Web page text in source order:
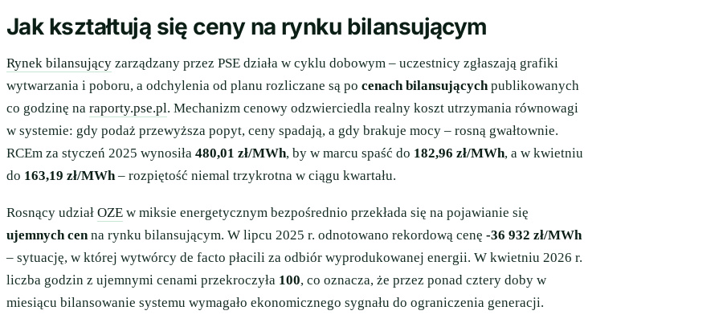
Jak kształtują się ceny na rynku bilansującym
Rynek bilansujący zarządzany przez PSE działa w cyklu dobowym – uczestnicy zgłaszają grafiki
wytwarzania i poboru, a odchylenia od planu rozliczane są po cenach bilansującychpublikowanych
co godzinę na raporty.pse.pl. Mechanizm cenowy odzwierciedla realny koszt utrzymania równowagi
w systemie: gdy podaż przewyższa popyt, ceny spadają, a gdy brakuje mocy – rosną gwałtownie.
RCEm za styczeń 2025 wynosiła 480,01 zł/MWh, by w marcu spaść do 182,96 zł/MWh, a w kwietniu
do 163,19 zł/MWh– rozpiętość niemal trzykrotna w ciągu kwartału.
Rosnący udział OZE w miksie energetycznym bezpośrednio przekłada się na pojawianie się
ujemnych cenna rynku bilansującym. W lipcu 2025 r. odnotowano rekordową cenę -36 932 zł/MWh
– sytuację, w której wytwórcy de facto płacili za odbiór wyprodukowanej energii. W kwietniu 2026 r.
liczba godzin z ujemnymi cenami przekroczyła 100, co oznacza, że przez ponad cztery doby w
miesiącu bilansowanie systemu wymagało ekonomicznego sygnału do ograniczenia generacji.